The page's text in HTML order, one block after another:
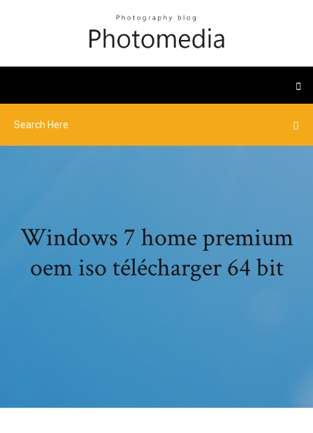
Windows 7 home premium
oem iso télécharger 64 bit